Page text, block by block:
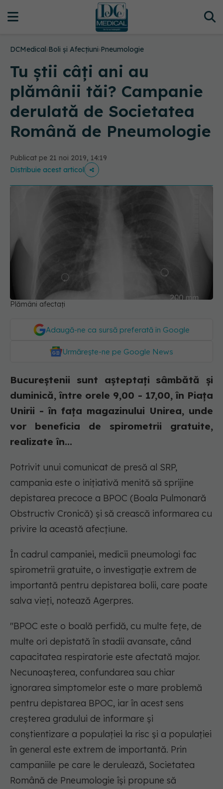
DCMedical›Boli și Afecțiuni›Pneumologie
Tu ştii câţi ani au
plămânii tăi? Campanie
derulată de Societatea
Română de Pneumologie
Publicat pe 21 noi 2019, 14:19
Distribuie acest articol
Plămâni afectați
Adaugă-ne ca sursă preferată în Google
Urmărește-ne pe Google News
Bucureştenii sunt aşteptaţi sâmbătă şi
duminică, între orele 9,00 - 17,00, în Piaţa
Unirii - în faţa magazinului Unirea, unde
vor beneficia de spirometrii gratuite,
realizate în...
Potrivit unui comunicat de presă al SRP,
campania este o iniţiativă menită să sprijine
depistarea precoce a BPOC (Boala Pulmonară
Obstructiv Cronică) şi să crească informarea cu
privire la această afecţiune.
În cadrul campaniei, medicii pneumologi fac
spirometrii gratuite, o investigaţie extrem de
importantă pentru depistarea bolii, care poate
salva vieţi, notează Agerpres.
"BPOC este o boală perfidă, cu multe feţe, de
multe ori depistată în stadii avansate, când
capacitatea respiratorie este afectată major.
Necunoaşterea, confundarea sau chiar
ignorarea simptomelor este o mare problemă
pentru depistarea BPOC, iar în acest sens
creşterea gradului de informare şi
conştientizare a populaţiei la risc şi a populaţiei
în general este extrem de importantă. Prin
campaniile pe care le derulează, Societatea
Română de Pneumologie îşi propune să